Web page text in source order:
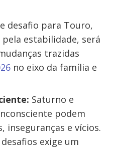
desafio para Touro,
estabilidade, será
trazidas
no eixo da família e
Saturno e
podem
inseguranças e vícios.
exige um